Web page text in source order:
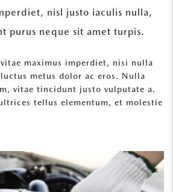
nisl justo iaculis nulla,
purus neque sit amet turpis.
maximus imperdiet, nisi nulla
metus dolor ac eros. Nulla
vitae tincidunt justo vulputate a.
tellus elementum, et molestie